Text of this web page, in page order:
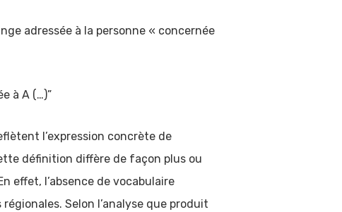
adressée à la personne « concernée
à A (…)”
l’expression concrète de
définition diffère de façon plus ou
effet, l’absence de vocabulaire
Selon l’analyse que produit